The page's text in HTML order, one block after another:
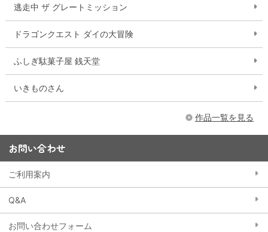
逃走中 ザ グレートミッション
ドラゴンクエスト ダイの大冒険
ふしぎ駄菓子屋 銭天堂
いきものさん
作品一覧を見る
お問い合わせ
ご利用案内
Q&A
お問い合わせフォーム